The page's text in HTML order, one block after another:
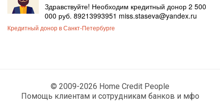
Здравствуйте! Необходим кредитный донор 2 500
000 руб. 89213993951 miss.staseva@yandex.ru
Кредитный донор в Санкт-Петербурге
© 2009-2026 Home Credit People
Помощь клиентам и сотрудникам банков и мфо